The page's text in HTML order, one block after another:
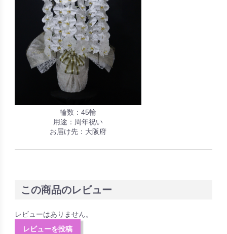
輪数：45輪
用途：周年祝い
お届け先：大阪府
この商品のレビュー
レビューはありません。
レビューを投稿